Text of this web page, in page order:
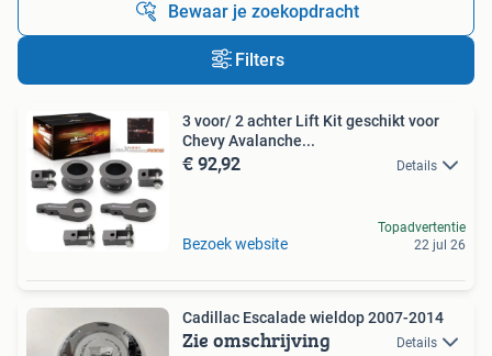
Bewaar je zoekopdracht
Filters
3 voor/ 2 achter Lift Kit geschikt voor
Chevy Avalanche...
€ 92,92 Details
Bezoek website
Topadvertentie
22 jul 26
Cadillac Escalade wieldop 2007-2014
Zie omschrijving Details